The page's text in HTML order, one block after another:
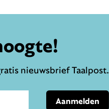
nieuwsbrief Taalpost.
Aanmelden